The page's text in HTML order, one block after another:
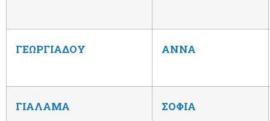
ΓΕΩΡΓΙΑΔΟΥ ΑΝΝΑ
ΓΙΑΛΑΜΑ ΣΟΦΙΑ